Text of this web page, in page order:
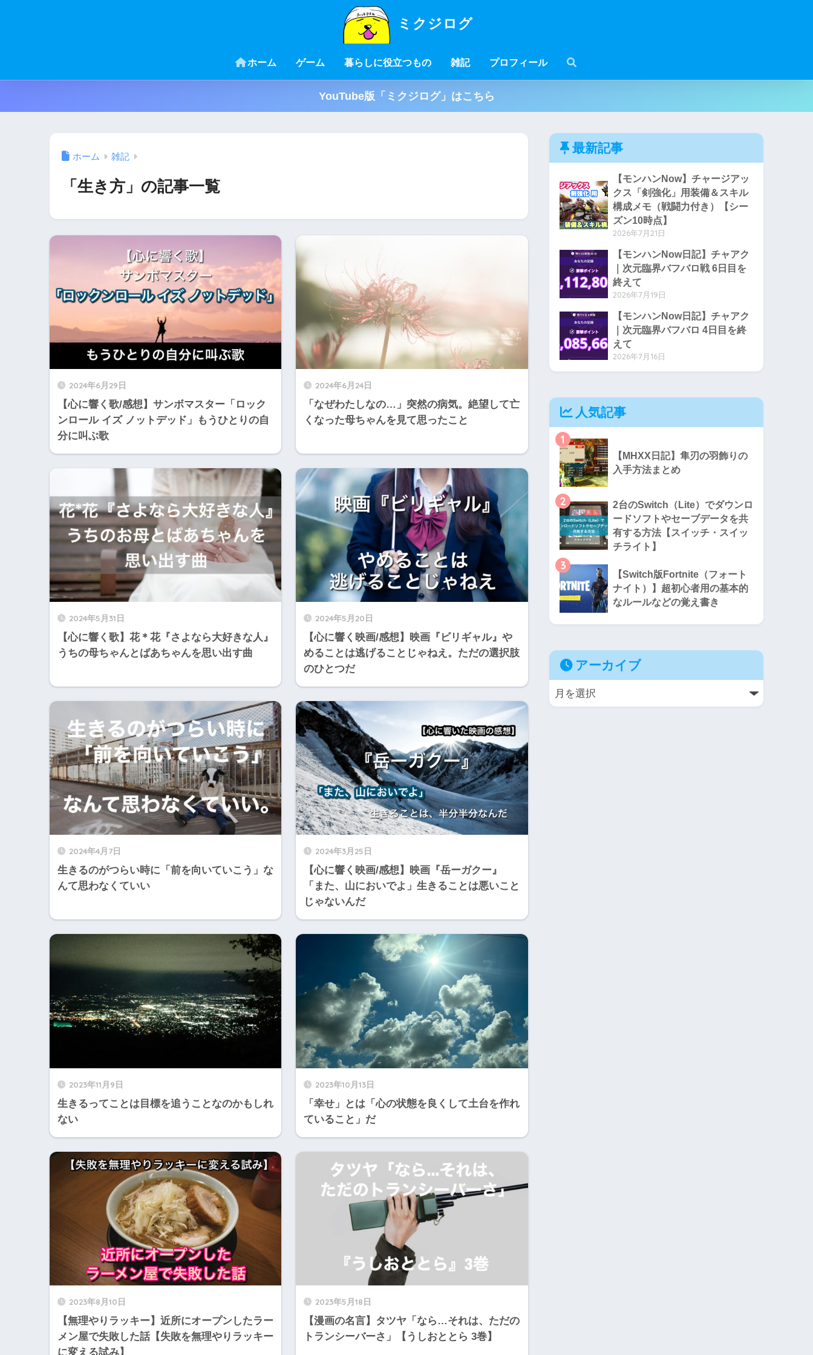
ミクジログ
ホーム ゲーム 暮らしに役立つもの 雑記 プロフィール
YouTube版「ミクジログ」はこちら
ホーム 雑記
「生き方」の記事一覧
2024年6月29日
【心に響く歌/感想】サンボマスター「ロック
ンロール イズ ノットデッド」もうひとりの自
分に叫ぶ歌
2024年6月24日
「なぜわたしなの…」突然の病気。絶望して亡
くなった母ちゃんを見て思ったこと
2024年5月31日
【心に響く歌】花＊花『さよなら大好きな人』
うちの母ちゃんとばあちゃんを思い出す曲
2024年5月20日
【心に響く映画/感想】映画『ビリギャル』や
めることは逃げることじゃねえ。ただの選択肢
のひとつだ
2024年4月7日
生きるのがつらい時に「前を向いていこう」な
んて思わなくていい
2024年3月25日
【心に響く映画/感想】映画『岳ーガクー』
「また、山においでよ」生きることは悪いこと
じゃないんだ
2023年11月9日
生きるってことは目標を追うことなのかもしれ
ない
2023年10月13日
「幸せ」とは「心の状態を良くして土台を作れ
ていること」だ
2023年8月10日
【無理やりラッキー】近所にオープンしたラー
メン屋で失敗した話【失敗を無理やりラッキー
に変える試み】
2023年5月18日
【漫画の名言】タツヤ「なら…それは、ただの
トランシーバーさ」【うしおととら 3巻】
最新記事
【モンハンNow】チャージアッ
クス「剣強化」用装備＆スキル
構成メモ（戦闘力付き）【シー
ズン10時点】
2026年7月21日
【モンハンNow日記】チャアク
｜次元臨界バフバロ戦 6日目を
終えて
2026年7月19日
【モンハンNow日記】チャアク
｜次元臨界バフバロ 4日目を終
えて
2026年7月16日
人気記事
1
【MHXX日記】隼刃の羽飾りの
入手方法まとめ
2
2台のSwitch（Lite）でダウンロ
ードソフトやセーブデータを共
有する方法【スイッチ・スイッ
チライト】
3
【Switch版Fortnite（フォート
ナイト）】超初心者用の基本的
なルールなどの覚え書き
アーカイブ